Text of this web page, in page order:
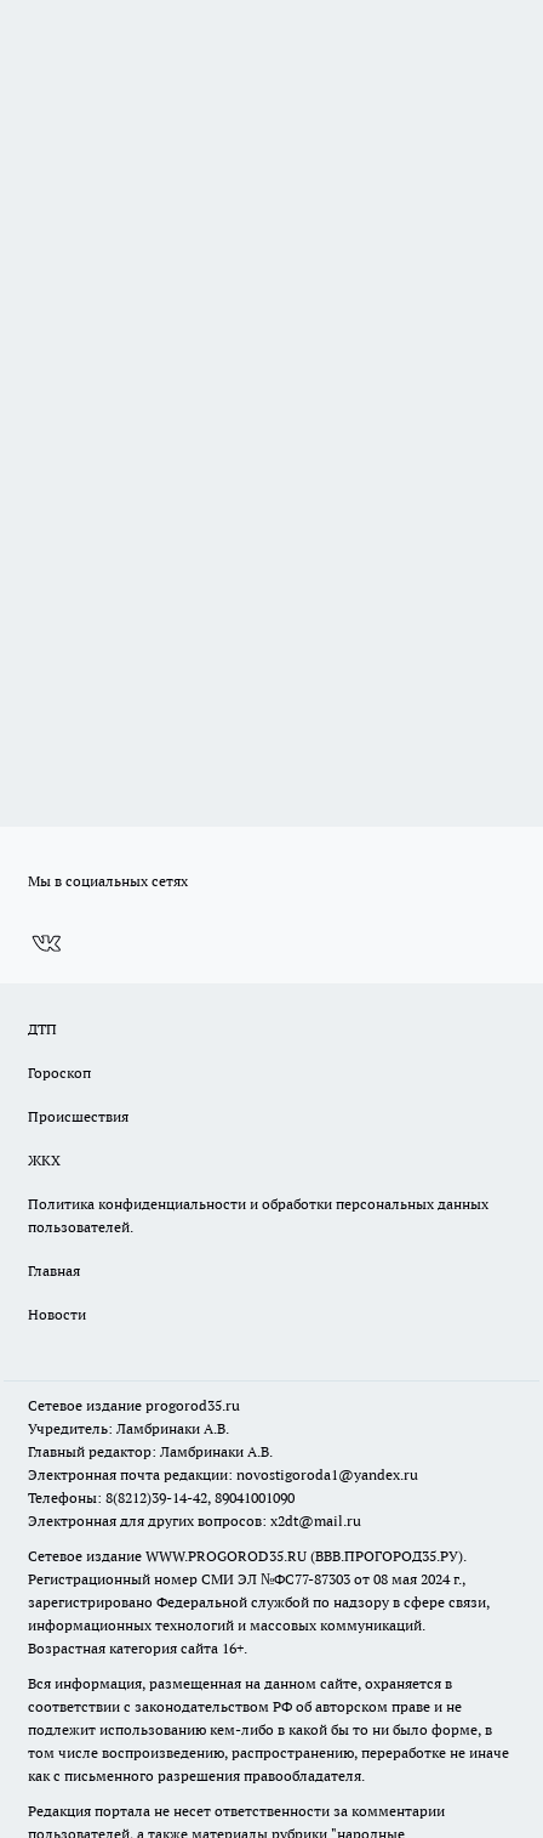
Мы в социальных сетях
ДТП
Гороскоп
Происшествия
ЖКХ
Политика конфиденциальности и обработки персональных данных
пользователей.
Главная
Новости
Сетевое издание progorod35.ru
Учредитель: Ламбринаки А.В.
Главный редактор: Ламбринаки А.В.
Электронная почта редакции: novostigoroda1@yandex.ru
Телефоны: 8(8212)39-14-42, 89041001090
Электронная для других вопросов: x2dt@mail.ru
Сетевое издание WWW.PROGOROD35.RU (ВВВ.ПРОГОРОД35.РУ).
Регистрационный номер СМИ ЭЛ №ФС77-87303 от 08 мая 2024 г.,
зарегистрировано Федеральной службой по надзору в сфере связи,
информационных технологий и массовых коммуникаций.
Возрастная категория сайта 16+.
Вся информация, размещенная на данном сайте, охраняется в
соответствии с законодательством РФ об авторском праве и не
подлежит использованию кем-либо в какой бы то ни было форме, в
том числе воспроизведению, распространению, переработке не иначе
как с письменного разрешения правообладателя.
Редакция портала не несет ответственности за комментарии
пользователей, а также материалы рубрики "народные